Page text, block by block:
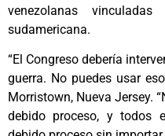
venezolanas
sudamericana.
“El Congreso debería
guerra. No puedes usar
Morristown, Nueva Jersey.
debido proceso, y todos